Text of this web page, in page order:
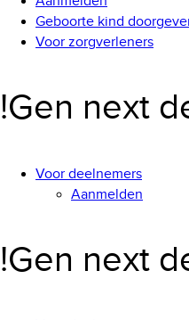
Geboorte kind
Voor zorgverleners
!Gen next
Voor deelnemers
Aanmelden
!Gen next